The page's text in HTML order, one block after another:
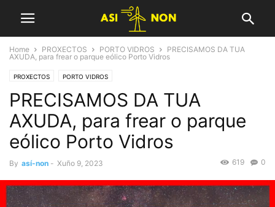
Home PROXECTOS PORTO VIDROS
PRECISAMOS DA TUA
AXUDA, para frear o parque eólico Porto Vidros
PROXECTOS PORTO VIDROS
PRECISAMOS DA TUA
AXUDA, para frear o parque
eólico Porto Vidros
By así-non - Xuño 9, 2023 0
619